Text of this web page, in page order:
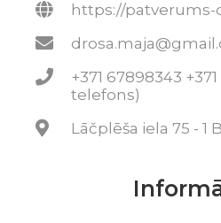
https://patverums-
+371 67898343
telefons)
Lāčplēša iela 75 - 1